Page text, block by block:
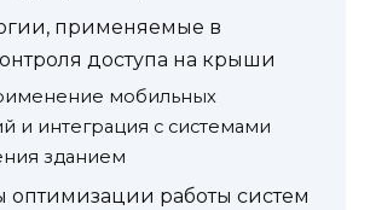
применяемые в
доступа на крыши
мобильных
и интеграция с системами
зданием
оптимизации работы систем